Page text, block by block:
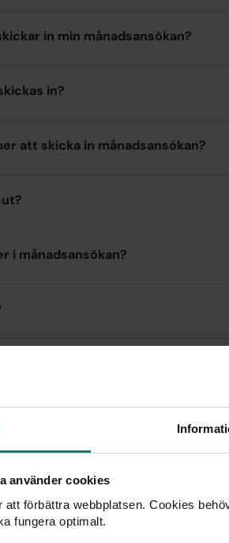
använder cookies
att förbättra webbplatsen. Cookies
fungera optimalt.
in min månadsansökan?
in?
att skicka in månadsansökan?
i månadsansökan?
ta arbete?
månadsansökan?
är